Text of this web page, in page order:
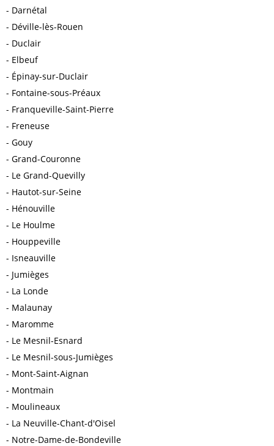
Darnétal
Déville-lès-Rouen
Duclair
Elbeuf
Épinay-sur-Duclair
Fontaine-sous-Préaux
Franqueville-Saint-Pierre
Freneuse
Gouy
Grand-Couronne
Le Grand-Quevilly
Hautot-sur-Seine
Hénouville
Le Houlme
Houppeville
Isneauville
Jumièges
La Londe
Malaunay
Maromme
Le Mesnil-Esnard
Le Mesnil-sous-Jumièges
Mont-Saint-Aignan
Montmain
Moulineaux
La Neuville-Chant-d'Oisel
Notre-Dame-de-Bondeville